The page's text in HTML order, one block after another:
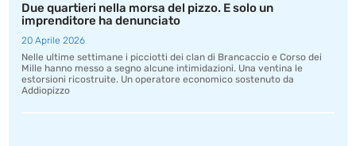
Due quartieri nella morsa del pizzo. E solo un
imprenditore ha denunciato
20 Aprile 2026
Nelle ultime settimane i picciotti dei clan di Brancaccio e Corso dei
Mille hanno messo a segno alcune intimidazioni. Una ventina le
estorsioni ricostruite. Un operatore economico sostenuto da
Addiopizzo